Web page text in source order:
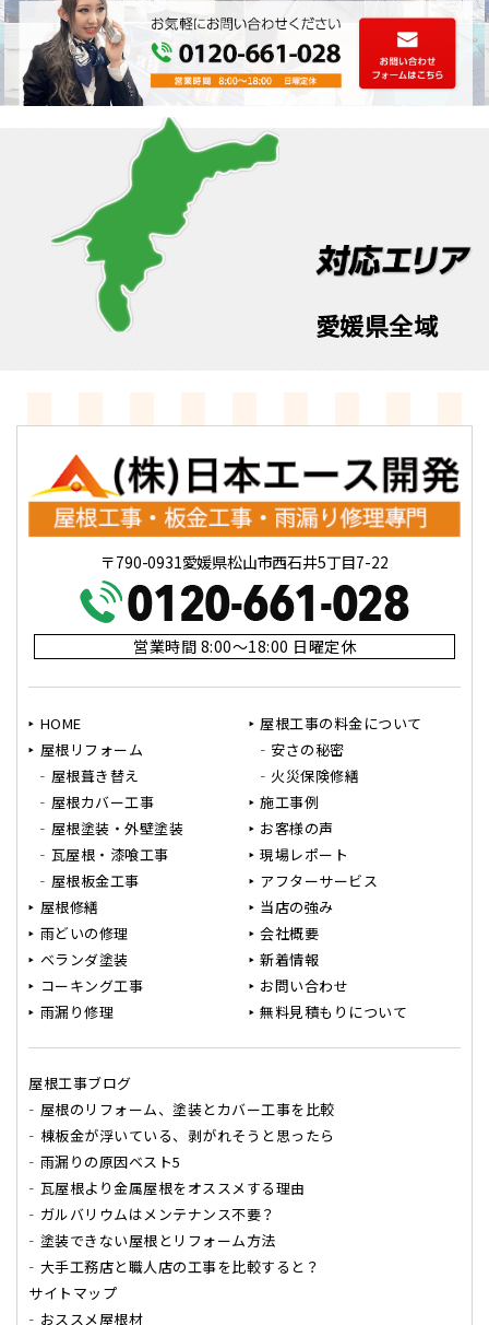
愛媛県全域
〒790-0931愛媛県松山市西石井5丁目7-22
営業時間 8:00～18:00 日曜定休
HOME
屋根リフォーム
屋根葺き替え
屋根カバー工事
屋根塗装・外壁塗装
瓦屋根・漆喰工事
屋根板金工事
屋根修繕
雨どいの修理
ベランダ塗装
コーキング工事
雨漏り修理
屋根工事の料金について
安さの秘密
火災保険修繕
施工事例
お客様の声
現場レポート
アフターサービス
当店の強み
会社概要
新着情報
お問い合わせ
無料見積もりについて
屋根工事ブログ
屋根のリフォーム、塗装とカバー工事を比較
棟板金が浮いている、剥がれそうと思ったら
雨漏りの原因ベスト5
瓦屋根より金属屋根をオススメする理由
ガルバリウムはメンテナンス不要？
塗装できない屋根とリフォーム方法
大手工務店と職人店の工事を比較すると？
サイトマップ
おススメ屋根材